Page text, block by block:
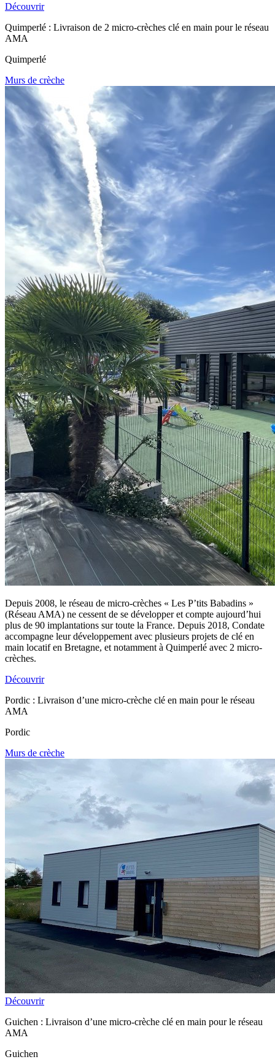
Découvrir
Quimperlé : Livraison de 2 micro-crèches clé en main pour le réseau
AMA
Quimperlé
Murs de crèche
Depuis 2008, le réseau de micro-crèches « Les P’tits Babadins »
(Réseau AMA) ne cessent de se développer et compte aujourd’hui
plus de 90 implantations sur toute la France. Depuis 2018, Condate
accompagne leur développement avec plusieurs projets de clé en
main locatif en Bretagne, et notamment à Quimperlé avec 2 micro-
crèches.
Découvrir
Pordic : Livraison d’une micro-crèche clé en main pour le réseau
AMA
Pordic
Murs de crèche
Découvrir
Guichen : Livraison d’une micro-crèche clé en main pour le réseau
AMA
Guichen